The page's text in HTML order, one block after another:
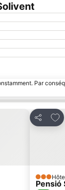
Par
Partager
3 Étoiles
Pensió